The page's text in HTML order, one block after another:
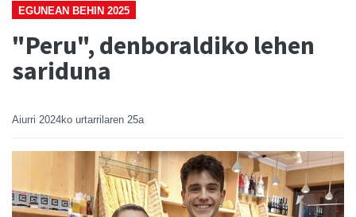
EGUNEAN BEHIN 2025
"Peru", denboraldiko lehen
sariduna
Aiurri 2024ko urtarrilaren 25a